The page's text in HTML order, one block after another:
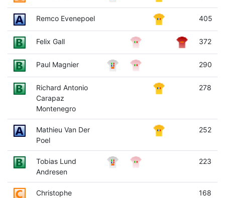
Remco Evenepoel 405
Felix Gall 372
Paul Magnier 290
Richard Antonio
Carapaz
Montenegro
278
Mathieu Van Der
Poel
252
Tobias Lund
Andresen
223
Christophe
168